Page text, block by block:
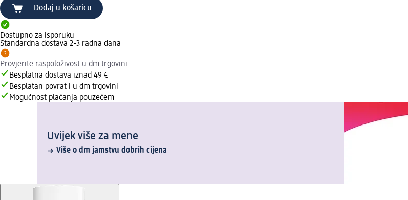
Dodaj u košaricu
Dostupno za isporuku
Standardna dostava 2-3 radna dana
Provjerite raspoloživost u dm trgovini
Besplatna dostava iznad 49 €
Besplatan povrat i u dm trgovini
Mogućnost plaćanja pouzećem
Uvijek više za mene
Više o dm jamstvu dobrih cijena